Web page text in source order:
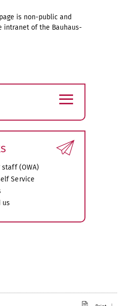
is non-public and
intranet of the Bauhaus-
≡
(OWA)
Service
us